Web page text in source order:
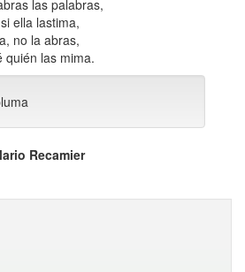
las palabras,
ella lastima,
no la abras,
quién las mima.
Recamier